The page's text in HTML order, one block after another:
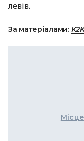
левів.
За матеріалами: